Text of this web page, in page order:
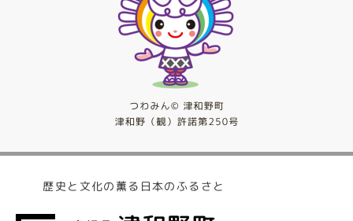
歴史と文化の薫る日本のふるさと